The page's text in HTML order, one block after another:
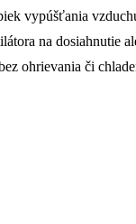
vypúšťania
na dosiahnutie
ohrievania či